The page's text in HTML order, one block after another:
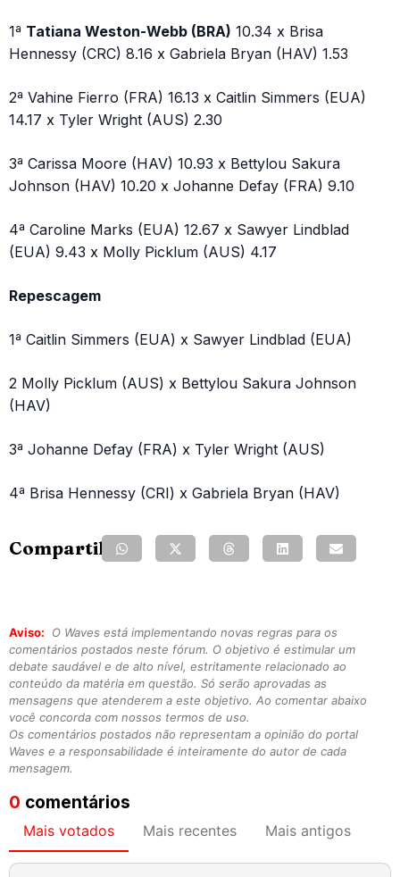
1ª Tatiana Weston-Webb (BRA) 10.34 x Brisa
Hennessy (CRC) 8.16 x Gabriela Bryan (HAV) 1.53
2ª Vahine Fierro (FRA) 16.13 x Caitlin Simmers (EUA)
14.17 x Tyler Wright (AUS) 2.30
3ª Carissa Moore (HAV) 10.93 x Bettylou Sakura
Johnson (HAV) 10.20 x Johanne Defay (FRA) 9.10
4ª Caroline Marks (EUA) 12.67 x Sawyer Lindblad
(EUA) 9.43 x Molly Picklum (AUS) 4.17
Repescagem
1ª Caitlin Simmers (EUA) x Sawyer Lindblad (EUA)
2 Molly Picklum (AUS) x Bettylou Sakura Johnson
(HAV)
3ª Johanne Defay (FRA) x Tyler Wright (AUS)
4ª Brisa Hennessy (CRI) x Gabriela Bryan (HAV)
Compartilhe:
Aviso:
O Waves está implementando novas regras para os
comentários postados neste fórum. O objetivo é estimular um
debate saudável e de alto nível, estritamente relacionado ao
conteúdo da matéria em questão. Só serão aprovadas as
mensagens que atenderem a este objetivo. Ao comentar abaixo
você concorda com nossos termos de uso.
Os comentários postados não representam a opinião do portal
Waves e a responsabilidade é inteiramente do autor de cada
mensagem.
0 comentários
Mais votados Mais recentes Mais antigos